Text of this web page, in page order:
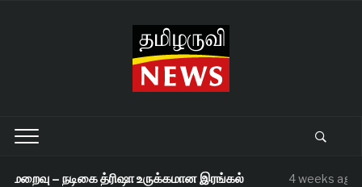
– நடிகை த்ரிஷா உருக்கமான இரங்கல் 4 weeks ago